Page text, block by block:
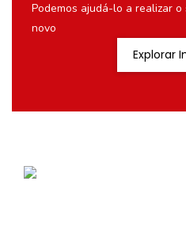
Podemos ajudá-lo a realizar
novo
Explorar